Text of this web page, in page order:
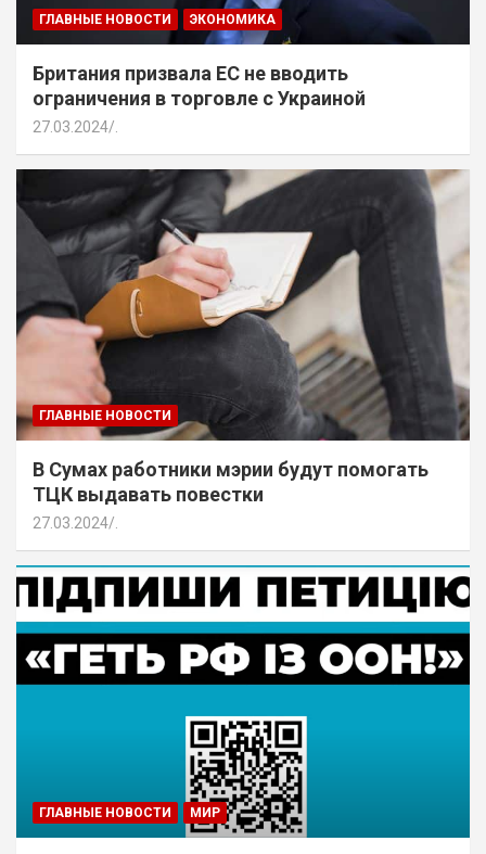
ГЛАВНЫЕ НОВОСТИ ЭКОНОМИКА
Британия призвала ЕС не вводить
ограничения в торговле с Украиной
27.03.2024
ГЛАВНЫЕ НОВОСТИ
В Сумах работники мэрии будут помогать
ТЦК выдавать повестки
27.03.2024 .
ГЛАВНЫЕ НОВОСТИ МИР